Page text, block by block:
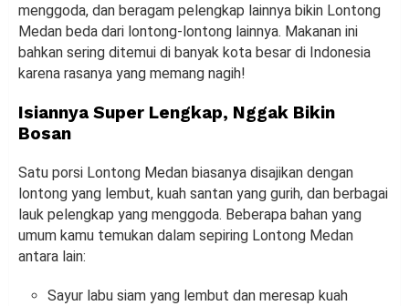
menggoda, dan beragam pelengkap lainnya bikin Lontong
Medan beda dari lontong-lontong lainnya. Makanan ini
bahkan sering ditemui di banyak kota besar di Indonesia
karena rasanya yang memang nagih!
Isiannya Super Lengkap, Nggak Bikin
Bosan
Satu porsi Lontong Medan biasanya disajikan dengan
lontong yang lembut, kuah santan yang gurih, dan berbagai
lauk pelengkap yang menggoda. Beberapa bahan yang
umum kamu temukan dalam sepiring Lontong Medan
antara lain:
Sayur labu siam yang lembut dan meresap kuah